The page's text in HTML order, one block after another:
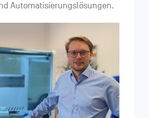
Automatisierungslösungen.